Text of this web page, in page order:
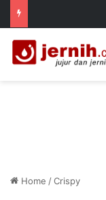
Home /Crispy